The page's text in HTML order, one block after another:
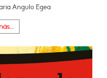
Angulo Egea